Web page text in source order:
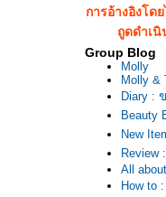
การอ้างอิงโด
ถูดดำเ
Group Blog
Molly
Molly &
Diary :
Beauty
New
All
How to